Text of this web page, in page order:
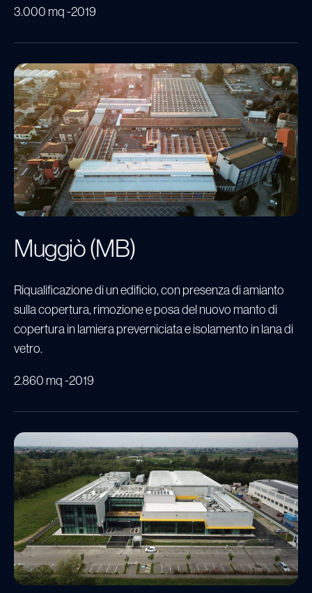
3.000 mq 2019
Muggiò (MB)
Riqualificazione di un edificio, con presenza di amianto
sulla copertura, rimozione e posa del nuovo manto di
copertura in lamiera preverniciata e isolamento in lana di
vetro.
2.860 mq 2019